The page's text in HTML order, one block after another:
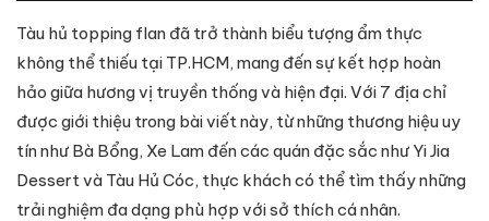
Tàu hủ topping flan đã trở thành biểu tượng ẩm thực
không thể thiếu tại TP.HCM, mang đến sự kết hợp hoàn
hảo giữa hương vị truyền thống và hiện đại. Với 7 địa chỉ
được giới thiệu trong bài viết này, từ những thương hiệu uy
tín như Bà Bổng, Xe Lam đến các quán đặc sắc như Yi Jia
Dessert và Tàu Hủ Cóc, thực khách có thể tìm thấy những
trải nghiệm đa dạng phù hợp với sở thích cá nhân.